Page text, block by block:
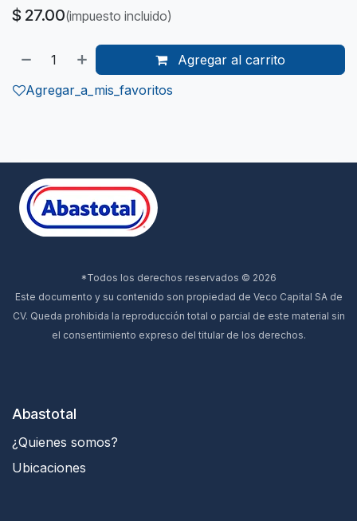
$ 27.00(impuesto incluido)
Agregar al carrito
Agregar_a_mis_favoritos
*Todos los derechos reservados © 2026
Este documento y su contenido son propiedad de Veco Capital SA de
CV. Queda prohibida la reproducción total o parcial de este material sin
el consentimiento expreso del titular de los derechos.
Abastotal
¿Quienes somos?
Ubicaciones